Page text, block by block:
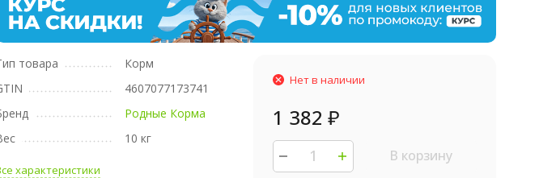
товара
Корм
4607077173741
Родные Корма
10 кг
характеристики
Нет в наличии
1 382 ₽
В корзину